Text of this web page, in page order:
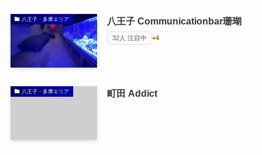
八王子・多摩エリア 八王子 Communicationbar珊瑚
32人 注目中 +4
八王子・多摩エリア 町田 Addict